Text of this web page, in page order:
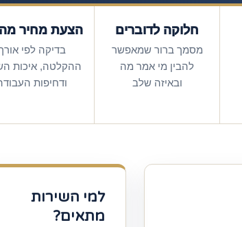
חלוקה לדוברים
מסמך ברור שמאפשר
להבין מי אמר מה
ובאיזה שלב
הצעת מחיר
בדיקה לפי
ההקלטה, איכות
ודחיפות
למי השירות
מתאים?